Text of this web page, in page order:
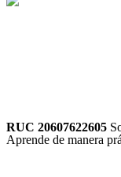
RUC 20607622605
Aprende de manera